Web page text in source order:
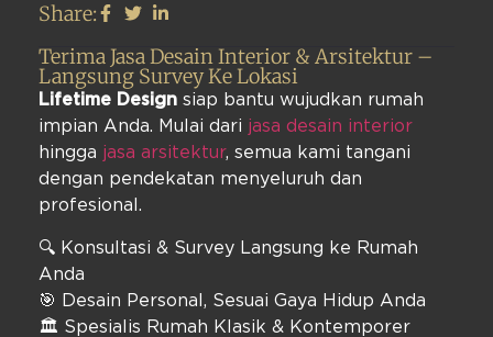
Share:
Terima Jasa Desain Interior & Arsitektur –
Langsung Survey Ke Lokasi
Lifetime Design siap bantu wujudkan rumah
impian Anda. Mulai dari jasa desain interior
hingga jasa arsitektur, semua kami tangani
dengan pendekatan menyeluruh dan
profesional.
🔍 Konsultasi & Survey Langsung ke Rumah
Anda
🎯 Desain Personal, Sesuai Gaya Hidup Anda
🏛️ Spesialis Rumah Klasik & Kontemporer